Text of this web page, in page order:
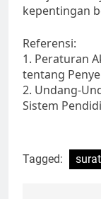
kepentingan
Referensi:
1. Peraturan
tentang
2. Undang-
Sistem
Tagged: